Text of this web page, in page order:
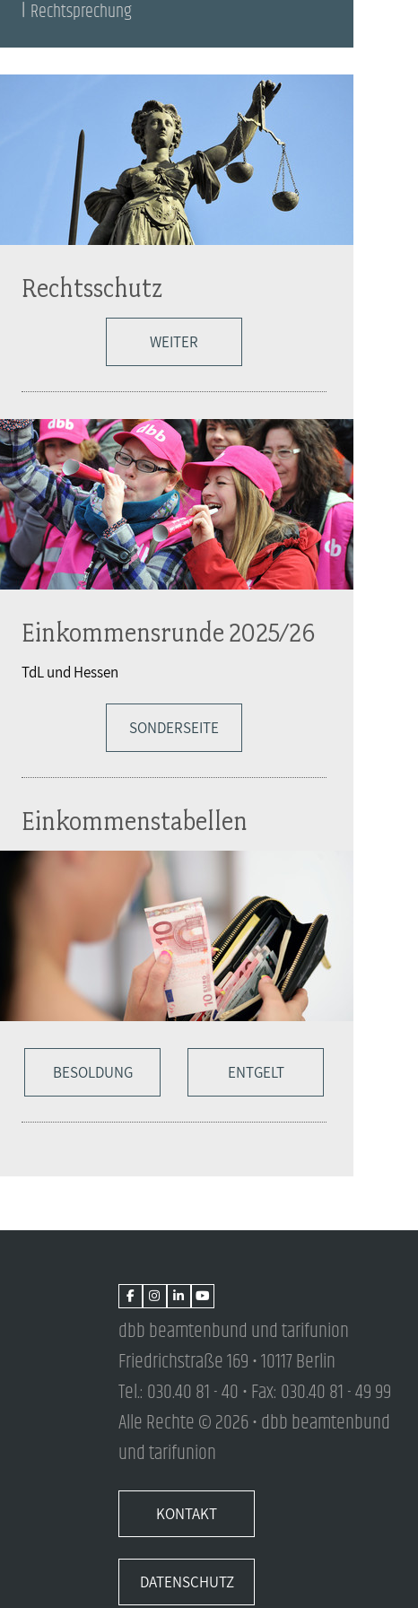
Rechtsprechung
Rechtsschutz
WEITER
Einkommensrunde 2025/26
TdL und Hessen
SONDERSEITE
Einkommenstabellen
BESOLDUNG ENTGELT
dbb beamtenbund und tarifunion
Friedrichstraße 169 • 10117 Berlin
Tel.: 030.40 81 - 40 • Fax: 030.40 81 - 49 99
Alle Rechte © 2026 • dbb beamtenbund
und tarifunion
KONTAKT
DATENSCHUTZ